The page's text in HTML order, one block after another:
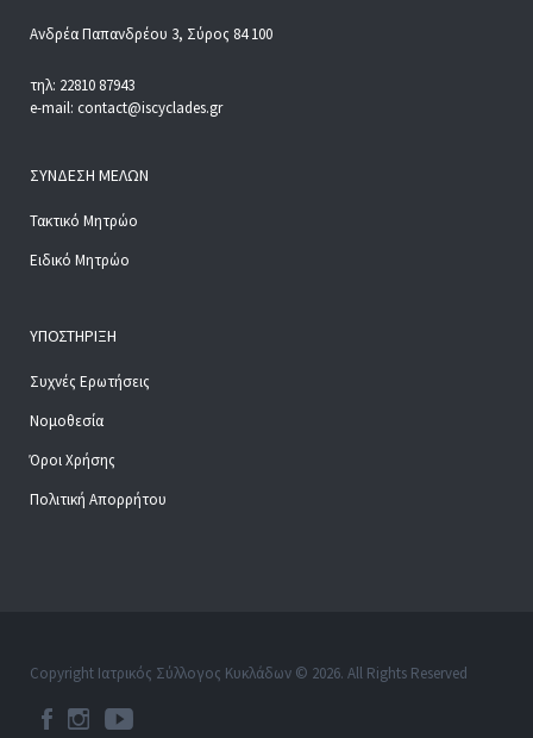
Ανδρέα Παπανδρέου 3, Σύρος 84 100
τηλ: 22810 87943
e-mail: contact@iscyclades.gr
ΣΎΝΔΕΣΗ ΜΕΛΏΝ
Τακτικό Μητρώο
Ειδικό Μητρώο
ΥΠΟΣΤΉΡΙΞΗ
Συχνές Ερωτήσεις
Νομοθεσία
Όροι Χρήσης
Πολιτική Απορρήτου
Copyright Ιατρικός Σύλλογος Κυκλάδων © 2026. All Rights Reserved